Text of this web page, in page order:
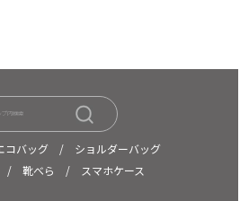
コバッグ / ショルダーバッグ
靴べら / スマホケース